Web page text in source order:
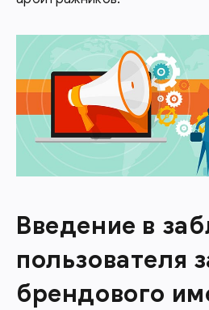
Введение в
пользователя
брендового